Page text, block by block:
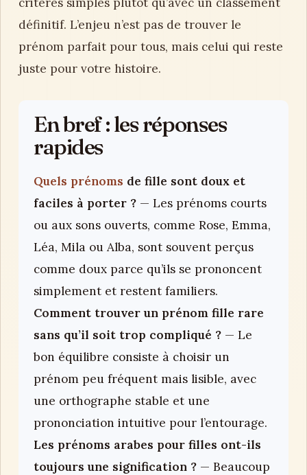
définitif. L’enjeu n’est pas de trouver le
prénom parfait pour tous, mais celui qui reste
juste pour votre histoire.
En bref : les réponses
rapides
Quels prénoms de fille sont doux et
faciles à porter ? — Les prénoms courts
ou aux sons ouverts, comme Rose, Emma,
Léa, Mila ou Alba, sont souvent perçus
comme doux parce qu’ils se prononcent
simplement et restent familiers.
Comment trouver un prénom fille rare
sans qu’il soit trop compliqué ? — Le
bon équilibre consiste à choisir un
prénom peu fréquent mais lisible, avec
une orthographe stable et une
prononciation intuitive pour l’entourage.
Les prénoms arabes pour filles ont-ils
toujours une signification ? — Beaucoup